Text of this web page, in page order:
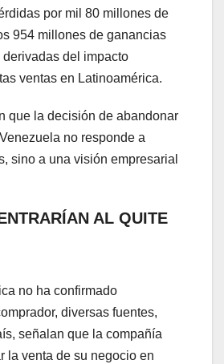
por mil 80 millones de
954 millones de ganancias
del impacto
ventas en Latinoamérica.
que la decisión de abandonar
no responde a
sino a una visión empresarial
AL QUITE
no ha confirmado
diversas fuentes,
señalan que la compañía
la venta de su negocio en